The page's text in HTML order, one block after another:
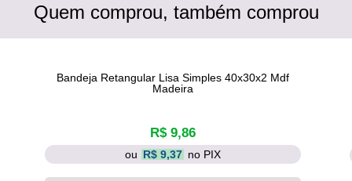
Quem comprou, também comprou
Bandeja Retangular Lisa Simples 40x30x2 Mdf
Madeira
R$ 9,86
ou R$ 9,37 no PIX